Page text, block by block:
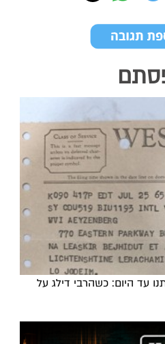
עד היום: כשהרבי דילג על